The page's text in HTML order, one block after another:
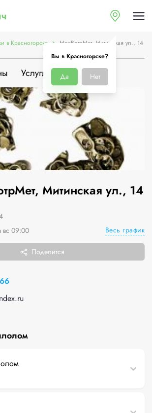
Вы в Красногорске?
Да Нет
в Красногорске МосВотрМет, Митинская ул., 14
Услуги О компании
Митинская ул., 14
вс 09:00 Весь график
Поделится